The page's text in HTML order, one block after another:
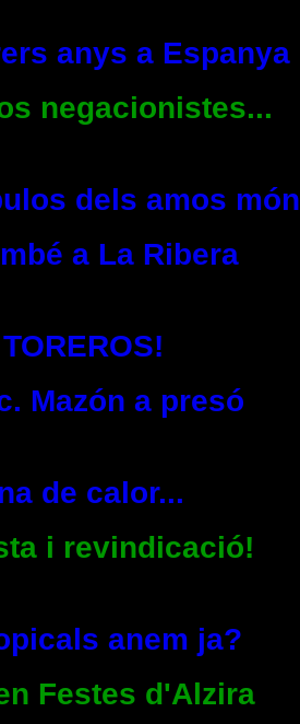
anys a Espanya
negacionistes...
dels amos món
a La Ribera
Mazón a presó
de calor...
i revindicació!
anem ja?
Festes d'Alzira